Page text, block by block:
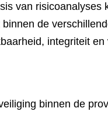
van risicoanalyses
de
integriteit en
binnen de